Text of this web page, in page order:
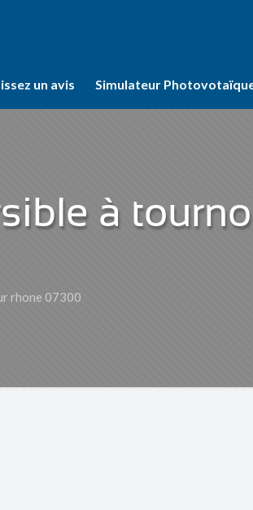
un avis Simulateur
à
rhone 07300